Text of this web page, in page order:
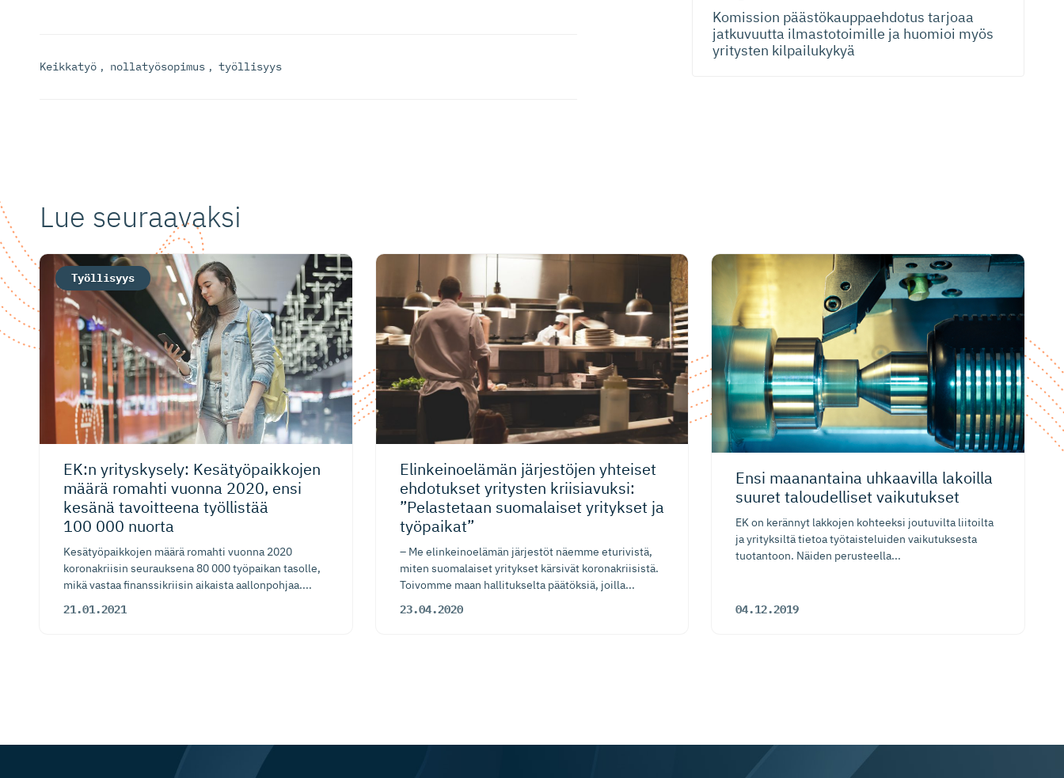
Keikkatyö , nollatyösopimus , työllisyys
Komission päästökaup­paehdotus tarjoaa
jatkuvuutta ilmastotoimille ja huomioi myös
yritysten kilpailukykyä
Lue seuraavaksi
EK:n yrityskysely: Kesätyöpaikkojen
määrä romahti vuonna 2020, ensi
kesänä tavoitteena työllistää
100 000 nuorta
Kesätyöpaikkojen määrä romahti vuonna 2020
koronakriisin seurauksena 80 000 työpaikan tasolle,
mikä vastaa finanssik­riisin aikaista aallonpohjaa....
21.01.2021
Työllisyys
Elinkeinoelämän järjestöjen yhteiset
ehdotukset yritysten kriisiavuksi:
”Pelastetaan suomalaiset yritykset ja
työpaikat”
– Me elinkeinoelämän järjestöt näemme eturivistä,
miten suomalaiset yritykset kärsivät koronakriisistä.
Toivomme maan hallitukselta päätöksiä, joilla...
23.04.2020
Ensi maanantaina uhkaavilla lakoilla
suuret taloudelliset vaikutukset
EK on kerännyt lakkojen kohteeksi joutuvilta liitoilta
ja yrityksiltä tietoa työtaisteluiden vaikutuksesta
tuotantoon. Näiden perusteella...
04.12.2019